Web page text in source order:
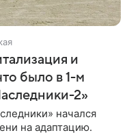
и
было в 1-м
2»
начался
на адаптацию.